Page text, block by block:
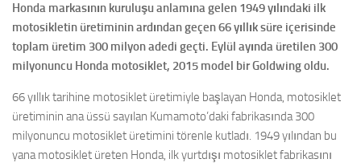
Honda markasının kuruluşu anlamına gelen 1949 yılındaki ilk
motosikletin üretiminin ardından geçen 66 yıllık süre içerisinde
toplam üretim 300 milyon adedi geçti. Eylül ayında üretilen 300
milyonuncu Honda motosiklet, 2015 model bir Goldwing oldu.
66 yıllık tarihine motosiklet üretimiyle başlayan Honda, motosiklet
üretiminin ana üssü sayılan Kumamoto’daki fabrikasında 300
milyonuncu motosiklet üretimini törenle kutladı. 1949 yılından bu
yana motosiklet üreten Honda, ilk yurtdışı motosiklet fabrikasını